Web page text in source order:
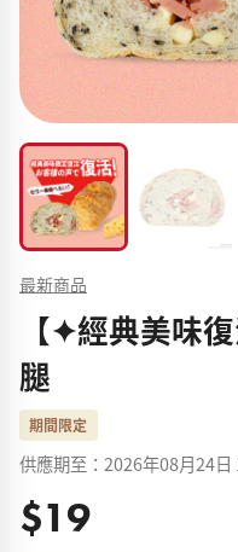
最新商品
【✦經典美味
腿
期間限定
供應期至：2026年08月24日
$19